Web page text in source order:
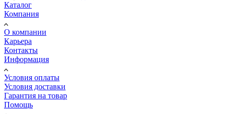
Каталог
Компания
О компании
Карьера
Контакты
Информация
Условия оплаты
Условия доставки
Гарантия на товар
Помощь